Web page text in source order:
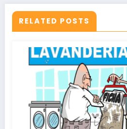
RELATED POSTS